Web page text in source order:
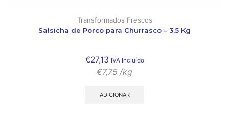
Transformados Frescos
Salsicha de Porco para Churrasco – 3,5 Kg
€27,13 IVA Incluído
€7,75 /kg
ADICIONAR